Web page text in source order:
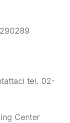
tel. 02-
Center